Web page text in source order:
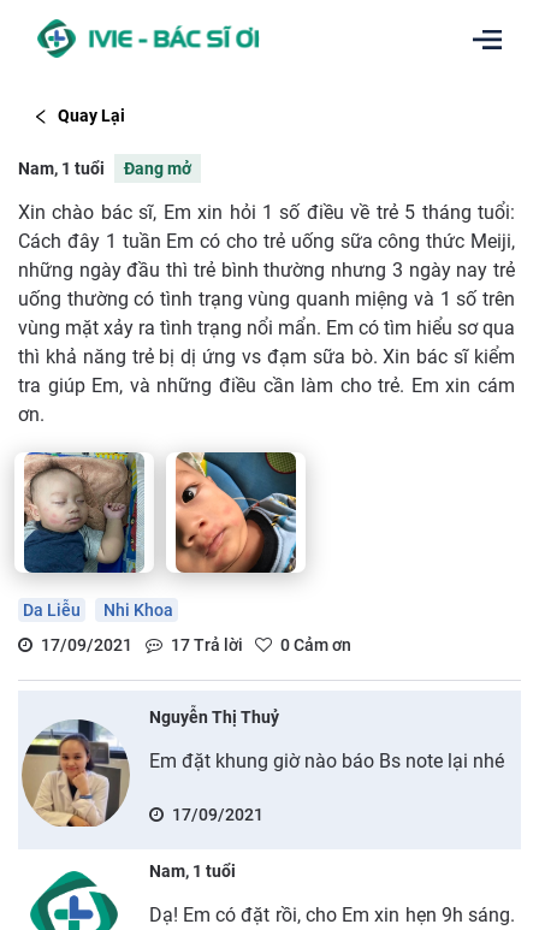
Quay Lại
Nam, 1 tuổi Đang mở
Xin chào bác sĩ, Em xin hỏi 1 số điều về trẻ 5 tháng tuổi:
Cách đây 1 tuần Em có cho trẻ uống sữa công thức Meiji,
những ngày đầu thì trẻ bình thường nhưng 3 ngày nay trẻ
uống thường có tình trạng vùng quanh miệng và 1 số trên
vùng mặt xảy ra tình trạng nổi mẩn. Em có tìm hiểu sơ qua
thì khả năng trẻ bị dị ứng vs đạm sữa bò. Xin bác sĩ kiểm
tra giúp Em, và những điều cần làm cho trẻ. Em xin cám
ơn.
Da Liễu
Nhi Khoa
17/09/2021
17Trả lời 0Cảm ơn
Nguyễn Thị Thuỷ
Em đặt khung giờ nào báo Bs note lại nhé
17/09/2021
Nam, 1 tuổi
Dạ! Em có đặt rồi, cho Em xin hẹn 9h sáng.